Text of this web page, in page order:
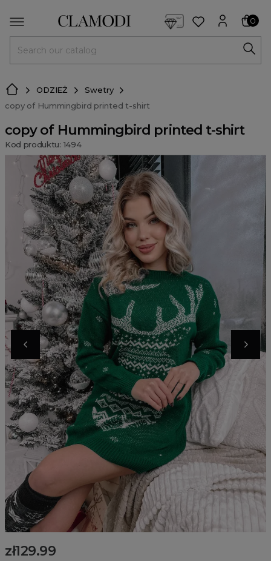
0
ODZIEŻ
Swetry
copy of Hummingbird printed t-shirt
copy of Hummingbird printed t-shirt
Kod produktu: 1494
zł129.99